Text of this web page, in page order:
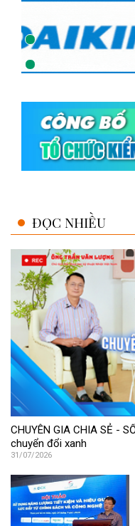
ĐỌC NHIỀU
CHUYÊN GIA CHIA SẺ -
chuyển đổi xanh
31/07/2026